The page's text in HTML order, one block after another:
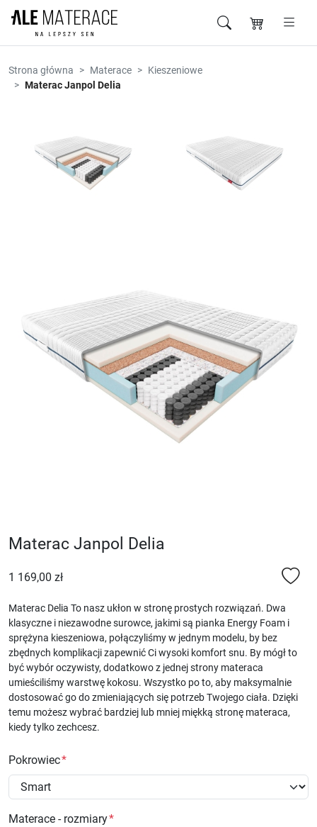
Przejdź do zawartości
Strona główna Materace
Kieszeniowe
Materac Janpol Delia
Materac Janpol Delia
1 169,00 zł
Materac Delia To nasz ukłon w stronę prostych rozwiązań. Dwa
klasyczne i niezawodne surowce, jakimi są pianka Energy Foam i
sprężyna kieszeniowa, połączyliśmy w jednym modelu, by bez
zbędnych komplikacji zapewnić Ci wysoki komfort snu. By mógł to
być wybór oczywisty, dodatkowo z jednej strony materaca
umieściliśmy warstwę kokosu. Wszystko po to, aby maksymalnie
dostosować go do zmieniających się potrzeb Twojego ciała. Dzięki
temu możesz wybrać bardziej lub mniej miękką stronę materaca,
kiedy tylko zechcesz.
Pokrowiec
Materace - rozmiary